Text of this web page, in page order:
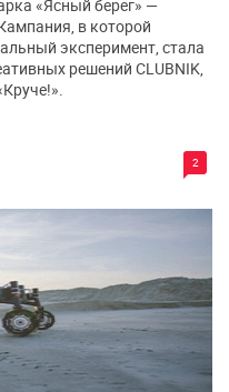
2
«Ясный берег» —
в которой
эксперимент, стала
решений CLUBNIK,